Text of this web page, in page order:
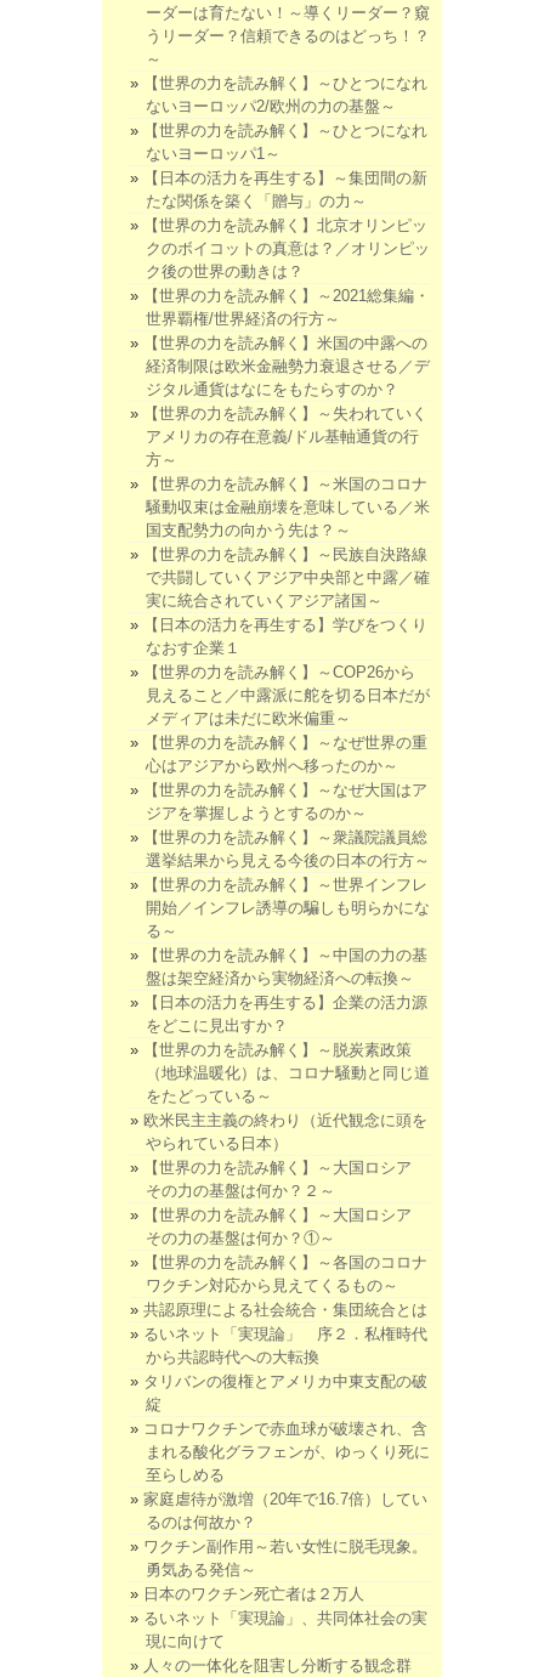
ーダーは育たない！～導くリーダー？窺
うリーダー？信頼できるのはどっち！？
～
【世界の力を読み解く】～ひとつになれ
ないヨーロッパ2/欧州の力の基盤～
【世界の力を読み解く】～ひとつになれ
ないヨーロッパ1～
【日本の活力を再生する】～集団間の新
たな関係を築く「贈与」の力～
【世界の力を読み解く】北京オリンピッ
クのボイコットの真意は？／オリンピッ
ク後の世界の動きは？
【世界の力を読み解く】～2021総集編・
世界覇権/世界経済の行方～
【世界の力を読み解く】米国の中露への
経済制限は欧米金融勢力衰退させる／デ
ジタル通貨はなにをもたらすのか？
【世界の力を読み解く】～失われていく
アメリカの存在意義/ドル基軸通貨の行
方～
【世界の力を読み解く】～米国のコロナ
騒動収束は金融崩壊を意味している／米
国支配勢力の向かう先は？～
【世界の力を読み解く】～民族自決路線
で共闘していくアジア中央部と中露／確
実に統合されていくアジア諸国～
【日本の活力を再生する】学びをつくり
なおす企業１
【世界の力を読み解く】～COP26から
見えること／中露派に舵を切る日本だが
メディアは未だに欧米偏重～
【世界の力を読み解く】～なぜ世界の重
心はアジアから欧州へ移ったのか～
【世界の力を読み解く】～なぜ大国はア
ジアを掌握しようとするのか～
【世界の力を読み解く】～衆議院議員総
選挙結果から見える今後の日本の行方～
【世界の力を読み解く】～世界インフレ
開始／インフレ誘導の騙しも明らかにな
る～
【世界の力を読み解く】～中国の力の基
盤は架空経済から実物経済への転換～
【日本の活力を再生する】企業の活力源
をどこに見出すか？
【世界の力を読み解く】～脱炭素政策
（地球温暖化）は、コロナ騒動と同じ道
をたどっている～
欧米民主主義の終わり（近代観念に頭を
やられている日本）
【世界の力を読み解く】～大国ロシア
その力の基盤は何か？２～
【世界の力を読み解く】～大国ロシア
その力の基盤は何か？①～
【世界の力を読み解く】～各国のコロナ
ワクチン対応から見えてくるもの～
共認原理による社会統合・集団統合とは
るいネット「実現論」 序２．私権時代
から共認時代への大転換
タリバンの復権とアメリカ中東支配の破
綻
コロナワクチンで赤血球が破壊され、含
まれる酸化グラフェンが、ゆっくり死に
至らしめる
家庭虐待が激増（20年で16.7倍）してい
るのは何故か？
ワクチン副作用～若い女性に脱毛現象。
勇気ある発信～
日本のワクチン死亡者は２万人
るいネット「実現論」、共同体社会の実
現に向けて
人々の一体化を阻害し分断する観念群